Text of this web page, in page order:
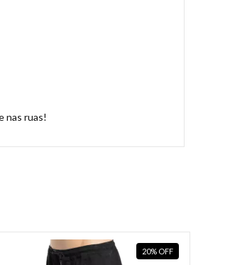
nas ruas!
20% OFF